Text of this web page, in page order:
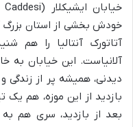
خیابان ایشیکلار (Işıklar Caddesi)
خودش بخشی از استان بزرگ
آتاتورک آنتالیا را هم
آلانیاست. این خیابان به
دیدنی، همیشه پر از
بازدید از این موزه، هم
بعد از بازدید، سری هم